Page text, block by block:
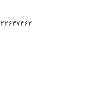
۰۲۱ -